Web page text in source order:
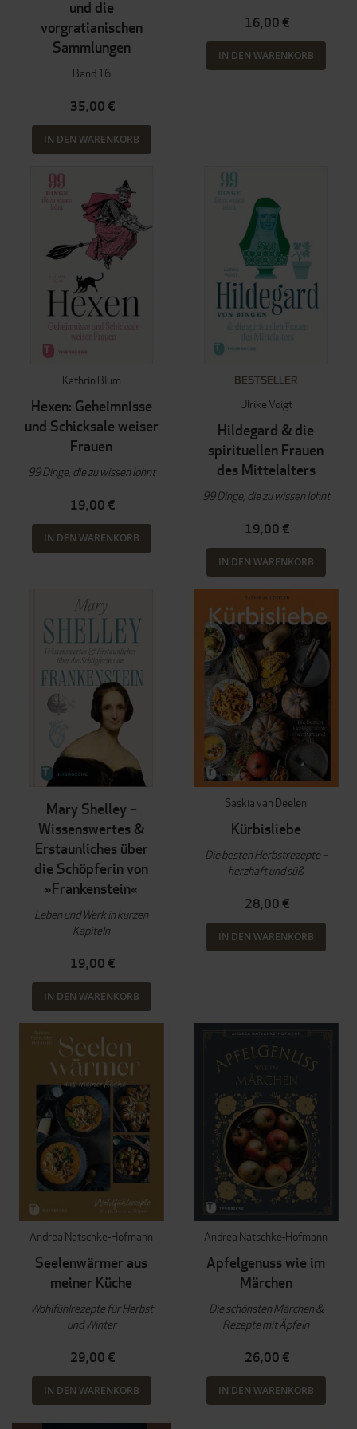
und die
vorgratianischen
Sammlungen
Band 16
35,00 €
IN DEN WARENKORB
16,00 €
IN DEN WARENKORB
Kathrin Blum
Hexen: Geheimnisse
und Schicksale weiser
Frauen
99 Dinge, die zu wissen lohnt
19,00 €
IN DEN WARENKORB
BESTSELLER
Ulrike Voigt
Hildegard & die
spirituellen Frauen
des Mittelalters
99 Dinge, die zu wissen lohnt
19,00 €
IN DEN WARENKORB
Mary Shelley –
Wissenswertes &
Erstaunliches über
die Schöpferin von
»Frankenstein«
Leben und Werk in kurzen
Kapiteln
19,00 €
IN DEN WARENKORB
Saskia van Deelen
Kürbisliebe
Die besten Herbstrezepte –
herzhaft und süß
28,00 €
IN DEN WARENKORB
Andrea Natschke-Hofmann
Seelenwärmer aus
meiner Küche
Wohlfühlrezepte für Herbst
und Winter
29,00 €
IN DEN WARENKORB
Andrea Natschke-Hofmann
Apfelgenuss wie im
Märchen
Die schönsten Märchen &
Rezepte mit Äpfeln
26,00 €
IN DEN WARENKORB